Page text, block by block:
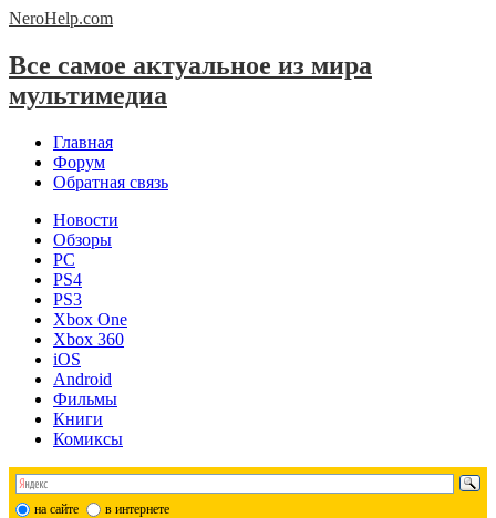
NeroHelp.com
Все самое актуальное из мира
мультимедиа
Главная
Форум
Обратная связь
Новости
Обзоры
PC
PS4
PS3
Xbox One
Xbox 360
iOS
Android
Фильмы
Книги
Комиксы
на сайте в интернете